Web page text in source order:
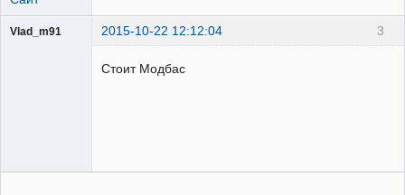
3
Vlad_m91 2015-10-22 12:12:04
Стоит Модбас